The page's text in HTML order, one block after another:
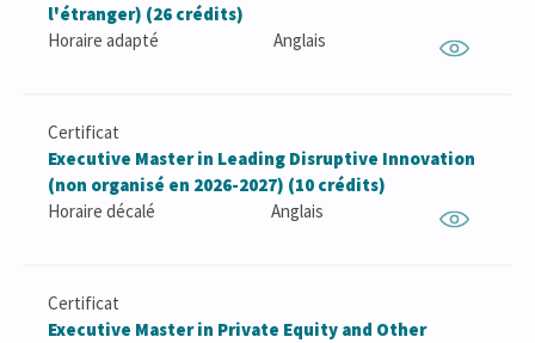
l'étranger) (26 crédits)
Horaire adapté
Anglais
Certificat
Executive Master in Leading Disruptive Innovation
(non organisé en 2026-2027) (10 crédits)
Horaire décalé
Anglais
Certificat
Executive Master in Private Equity and Other